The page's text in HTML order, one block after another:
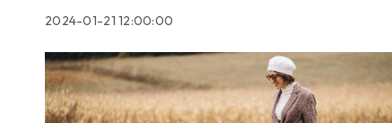
2024-01-21 12:00:00